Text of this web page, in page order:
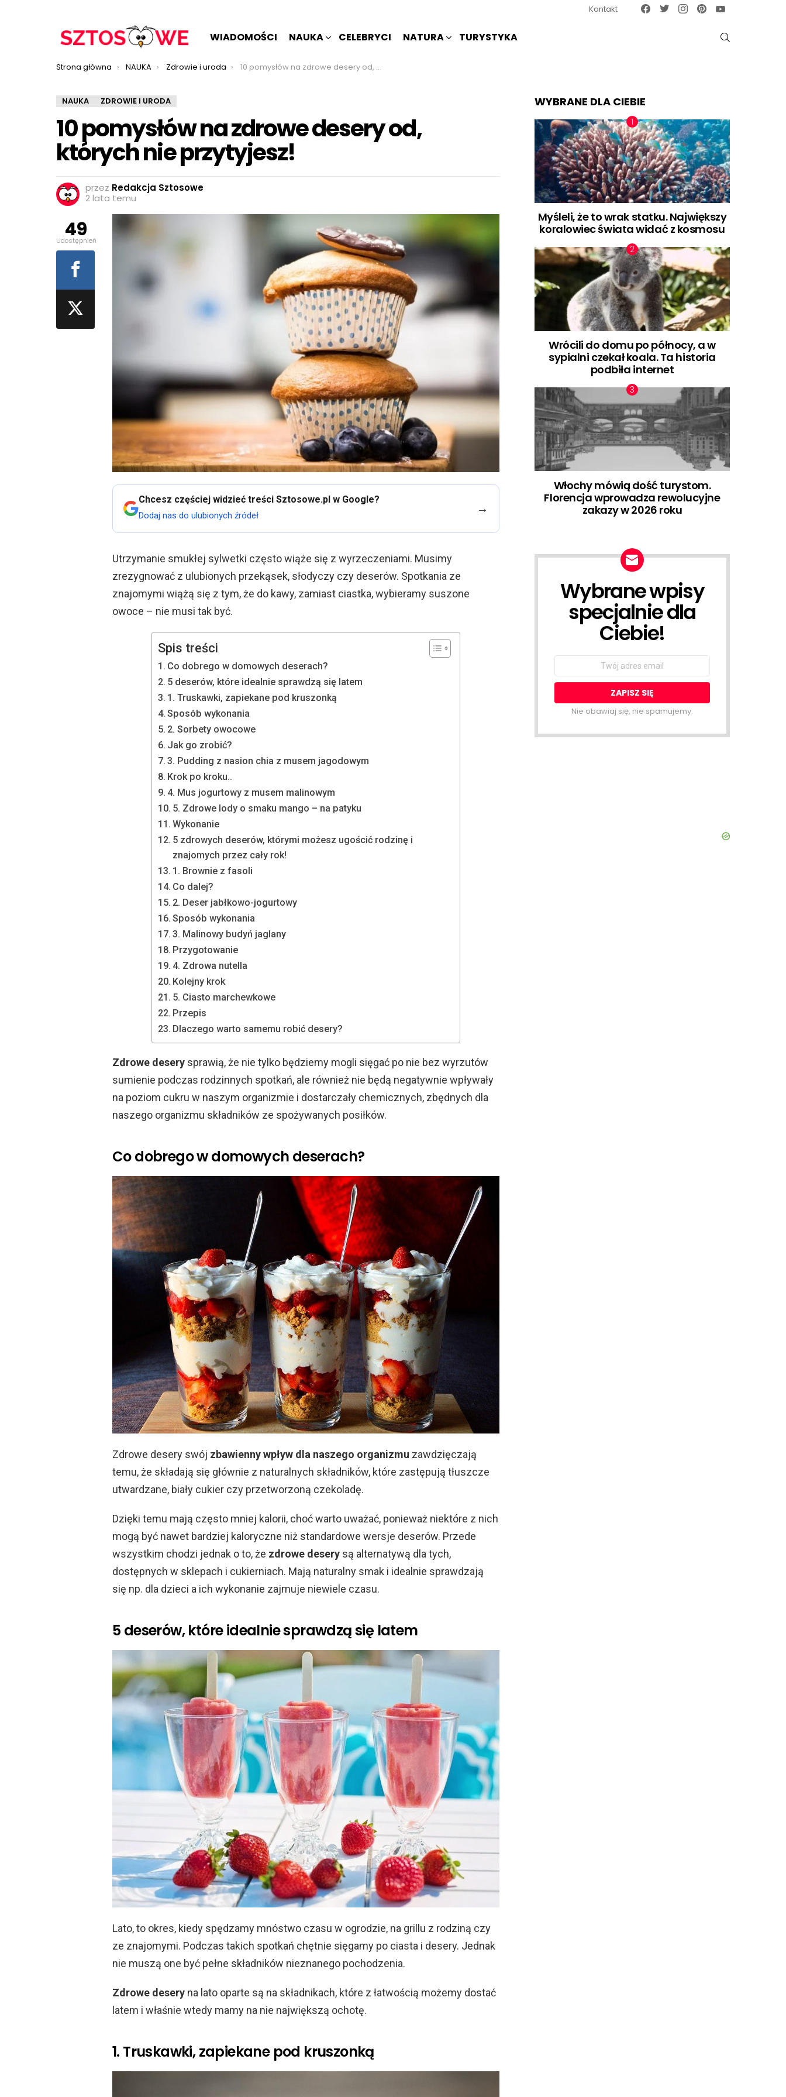
Kontakt Facebook
TwitterInstagram
WIADOMOŚCI NAUKA CELEBRYCI NATURA TURYSTYKA
Jesteś tutaj:
Strona główna NAUKA Zdrowie i uroda 10 pomysłów na zdrowe desery od, których nie przytyjesz!
NAUKA ZDROWIE I URODA
10 pomysłów na zdrowe desery od,
których nie przytyjesz!
przez Redakcja Sztosowe
2 lata temu
Chcesz częściej widzieć treści Sztosowe.pl w Google?
Dodaj nas do ulubionych źródeł →
Utrzymanie smukłej sylwetki często wiąże się z wyrzeczeniami. Musimy
zrezygnować z ulubionych przekąsek, słodyczy czy deserów. Spotkania ze
znajomymi wiążą się z tym, że do kawy, zamiast ciastka, wybieramy suszone
owoce – nie musi tak być.
Spis treści
Co dobrego w domowych deserach?
5 deserów, które idealnie sprawdzą się latem
1. Truskawki, zapiekane pod kruszonką
Sposób wykonania
2. Sorbety owocowe
Jak go zrobić?
3. Pudding z nasion chia z musem jagodowym
Krok po kroku..
4. Mus jogurtowy z musem malinowym
5. Zdrowe lody o smaku mango – na patyku
Wykonanie
5 zdrowych deserów, którymi możesz ugościć rodzinę i
znajomych przez cały rok!
1. Brownie z fasoli
Co dalej?
2. Deser jabłkowo-jogurtowy
Sposób wykonania
3. Malinowy budyń jaglany
Przygotowanie
4. Zdrowa nutella
Kolejny krok
5. Ciasto marchewkowe
Przepis
Dlaczego warto samemu robić desery?
Zdrowe desery sprawią, że nie tylko będziemy mogli sięgać po nie bez wyrzutów
sumienie podczas rodzinnych spotkań, ale również nie będą negatywnie wpływały
na poziom cukru w naszym organizmie i dostarczały chemicznych, zbędnych dla
naszego organizmu składników ze spożywanych posiłków.
Co dobrego w domowych deserach?
Zdrowe desery swój zbawienny wpływ dla naszego organizmu zawdzięczają
temu, że składają się głównie z naturalnych składników, które zastępują tłuszcze
utwardzane, biały cukier czy przetworzoną czekoladę.
Dzięki temu mają często mniej kalorii, choć warto uważać, ponieważ niektóre z nich
mogą być nawet bardziej kaloryczne niż standardowe wersje deserów. Przede
wszystkim chodzi jednak o to, że zdrowe desery są alternatywą dla tych,
dostępnych w sklepach i cukierniach. Mają naturalny smak i idealnie sprawdzają
się np. dla dzieci a ich wykonanie zajmuje niewiele czasu.
5 deserów, które idealnie sprawdzą się latem
Lato, to okres, kiedy spędzamy mnóstwo czasu w ogrodzie, na grillu z rodziną czy
ze znajomymi. Podczas takich spotkań chętnie sięgamy po ciasta i desery. Jednak
nie muszą one być pełne składników nieznanego pochodzenia.
Zdrowe desery na lato oparte są na składnikach, które z łatwością możemy dostać
latem i właśnie wtedy mamy na nie największą ochotę.
1. Truskawki, zapiekane pod kruszonką
49
Udostępnień
WYBRANE DLA CIEBIE
Myśleli, że to wrak statku. Największy
koralowiec świata widać z kosmosu
Wrócili do domu po północy, a w
sypialni czekał koala. Ta historia
podbiła internet
Włochy mówią dość turystom.
Florencja wprowadza rewolucyjne
zakazy w 2026 roku
NEWSLETTER
Wybrane wpisy
specjalnie dla
Ciebie!
Email
Nie obawiaj się, nie spamujemy.